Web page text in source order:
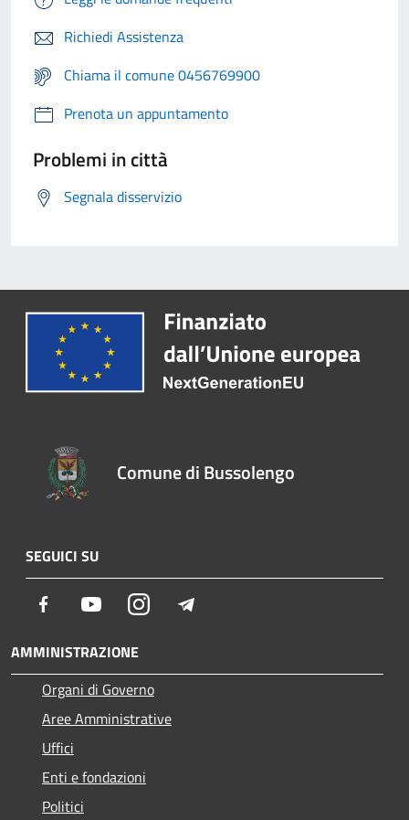
Richiedi Assistenza
Chiama il comune 0456769900
Prenota un appuntamento
Problemi in città
Segnala disservizio
Comune di Bussolengo
SEGUICI SU
Facebook YoutubeInstagram
AMMINISTRAZIONE
Organi di Governo
Aree Amministrative
Uffici
Enti e fondazioni
Politici